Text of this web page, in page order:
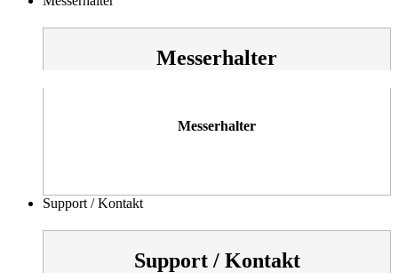
Messerhalter
Messerhalter
Support / Kontakt
Support / Kontakt